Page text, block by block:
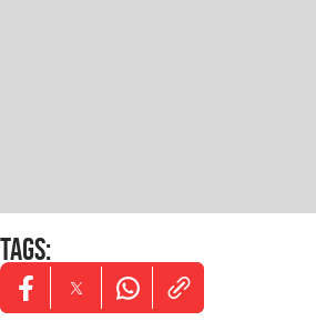
TAGS:
Opens in new window
Opens in new window
Opens in new window